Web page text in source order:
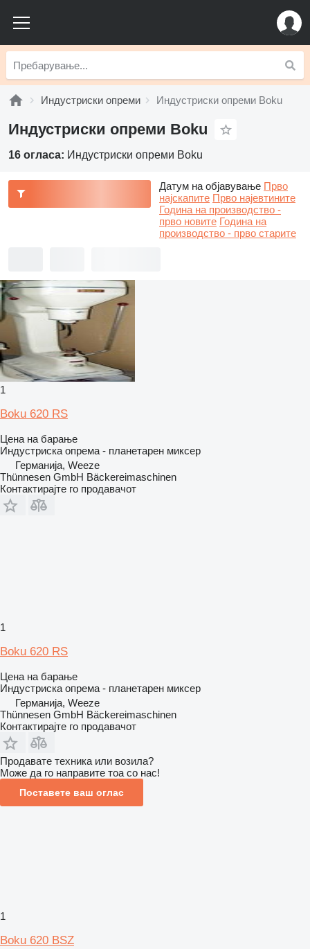
Индустриски опреми Индустриски опреми Boku
Индустриски опреми Boku
16 огласа: Индустриски опреми Boku
Датум на објавување Прво
најскапите Прво најевтините
Година на производство -
прво новите Година на
производство - прво старите
1
Boku 620 RS
Цена на барање
Индустриска опрема - планетарен миксер
Германија, Weeze
Thünnesen GmbH Bäckereimaschinen
Контактирајте го продавачот
1
Boku 620 RS
Цена на барање
Индустриска опрема - планетарен миксер
Германија, Weeze
Thünnesen GmbH Bäckereimaschinen
Контактирајте го продавачот
Продавате техника или возила?
Може да го направите тоа со нас!
Поставете ваш оглас
1
Boku 620 BSZ